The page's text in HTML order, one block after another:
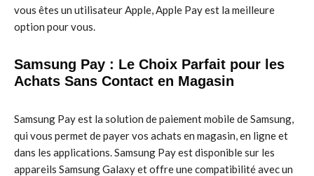
vous êtes un utilisateur Apple, Apple Pay est la meilleure
option pour vous.
Samsung Pay : Le Choix Parfait pour les
Achats Sans Contact en Magasin
Samsung Pay est la solution de paiement mobile de Samsung,
qui vous permet de payer vos achats en magasin, en ligne et
dans les applications. Samsung Pay est disponible sur les
appareils Samsung Galaxy et offre une compatibilité avec un